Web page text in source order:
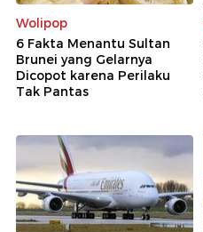
Wolipop
6 Fakta Menantu Sultan
Brunei yang Gelarnya
Dicopot karena Perilaku
Tak Pantas